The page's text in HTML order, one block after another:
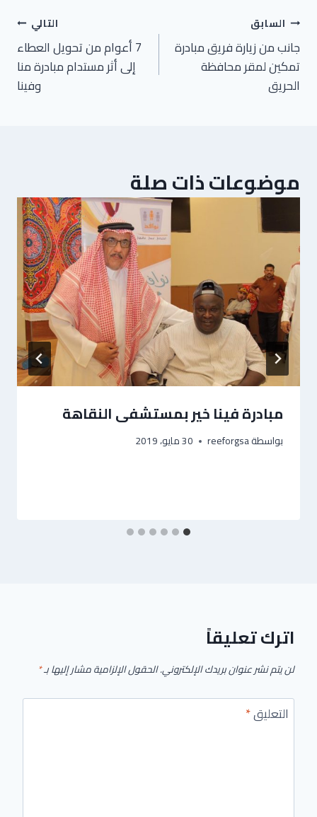
السابق
جانب من زيارة فريق مبادرة
تمكين لمقر محافظة
الحريق
التالي
7 أعوام من تحويل العطاء
إلى أثر مستدام مبادرة منا
وفينا
موضوعات ذات صلة
مبادرة فينا خير بمستشفى النقاهة
بواسطةreeforgsa 30 مايو، 2019
اترك تعليقاً
لن يتم نشر عنوان بريدك الإلكتروني.الحقول الإلزامية مشار إليها بـ*
التعليق*